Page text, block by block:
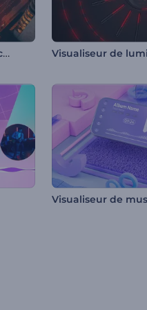
Visualiseur musical pour les chaînes YouTube